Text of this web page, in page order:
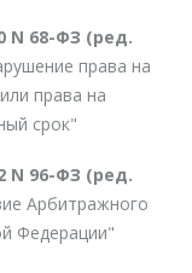
N 68-ФЗ (ред.
права на
права на
срок"
N 96-ФЗ (ред.
Арбитражного
Федерации"